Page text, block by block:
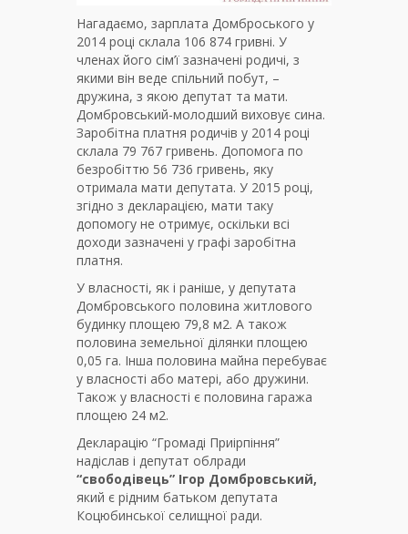
Нагадаємо, зарплата Домброського у
2014 році склала 106 874 гривні. У
членах його сім’ї зазначені родичі, з
якими він веде спільний побут, –
дружина, з якою депутат та мати.
Домбровський-молодший виховує сина.
Заробітна платня родичів у 2014 році
склала 79 767 гривень. Допомога по
безробіттю 56 736 гривень, яку
отримала мати депутата. У 2015 році,
згідно з декларацією, мати таку
допомогу не отримує, оскільки всі
доходи зазначені у графі заробітна
платня.
У власності, як і раніше, у депутата
Домбровського половина житлового
будинку площею 79,8 м2. А також
половина земельної ділянки площею
0,05 га. Інша половина майна перебуває
у власності або матері, або дружини.
Також у власності є половина гаража
площею 24 м2.
Декларацію “Громаді Приірпіння”
надіслав і депутат облради
“свободівець” Ігор Домбровський,
який є рідним батьком депутата
Коцюбинської селищної ради.